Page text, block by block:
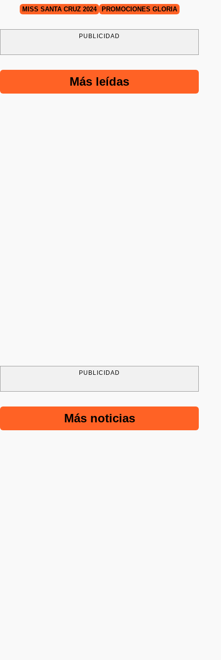
MISS SANTA CRUZ 2024 PROMOCIONES GLORIA
PUBLICIDAD
Más leídas
PUBLICIDAD
Más noticias